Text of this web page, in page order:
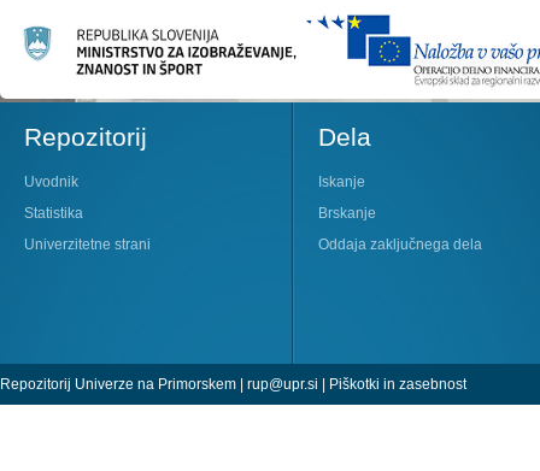
Repozitorij
Uvodnik
Statistika
Univerzitetne strani
Dela
Iskanje
Brskanje
Oddaja zaključnega dela
Repozitorij Univerze na Primorskem | rup@upr.si | Piškotki in zasebnost